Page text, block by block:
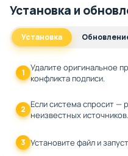
Установка и
Установка
1 Удалите оригинальное
конфликта подписи.
2 Если система спросит —
неизвестных источников.
3 Установите файл и